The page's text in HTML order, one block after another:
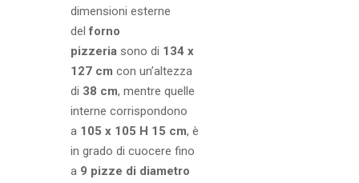
dimensioni esterne
delforno
pizzeriasono di 134 x
127 cm con un’altezza
di 38 cm, mentre quelle
interne corrispondono
a 105 x 105 H 15 cm, è
in grado di cuocere fino
a 9 pizze di diametro